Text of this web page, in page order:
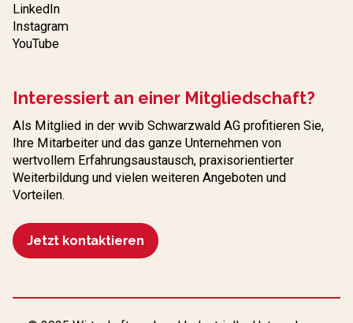
LinkedIn
Instagram
YouTube
Interessiert an einer Mitgliedschaft?
Als Mitglied in der wvib Schwarzwald AG profitieren Sie,
Ihre Mitarbeiter und das ganze Unternehmen von
wertvollem Erfahrungs­austausch, praxisorientierter
Weiterbildung und vielen weiteren Angeboten und
Vorteilen.
Jetzt kontaktieren